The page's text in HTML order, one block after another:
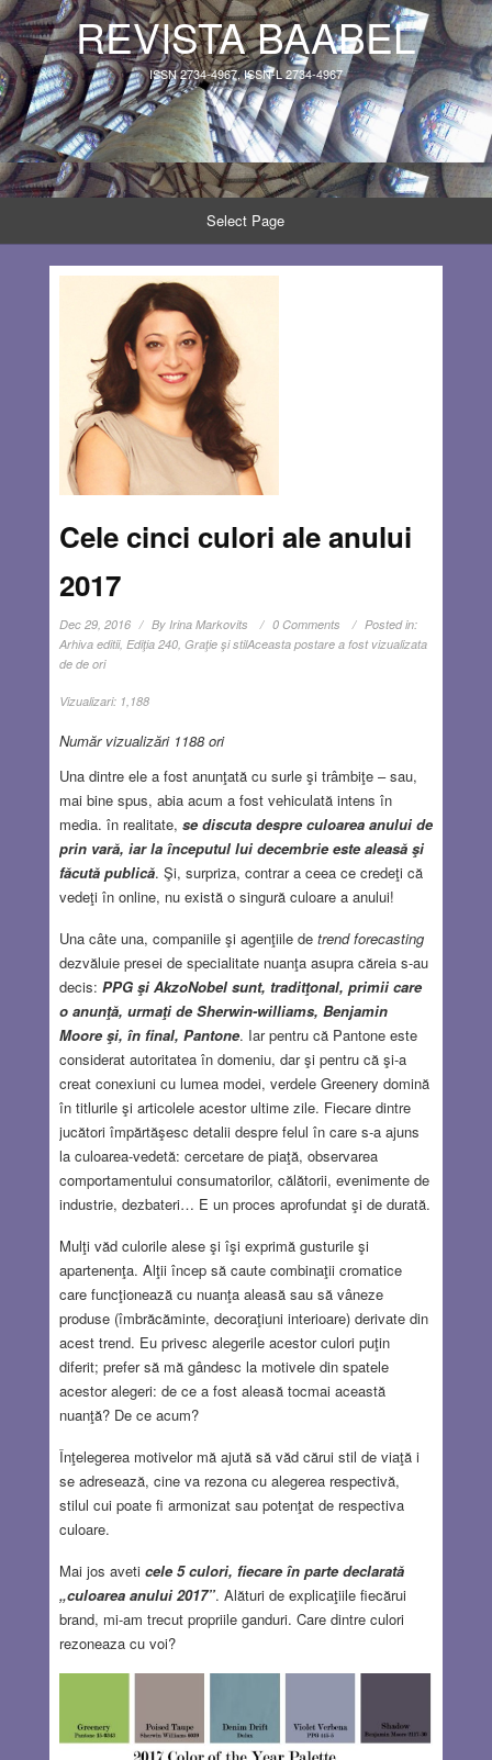
REVISTA BAABEL
ISSN 2734-4967, ISSN-L 2734-4967
Select Page
Cele cinci culori ale anului
2017
Dec 29, 2016 By Irina Markovits 0 Comments
Posted in:
Arhiva editii, Ediţia 240, Graţie şi stilAceasta postare a fost vizualizata
de de ori
Vizualizari: 1,188
Număr vizualizări 1188 ori
Una dintre ele a fost anunţată cu surle şi trâmbiţe – sau,
mai bine spus, abia acum a fost vehiculată intens în
media. în realitate, se discuta despre culoarea anului de
prin vară, iar la începutul lui decembrie este aleasă şi
făcută publică. Şi, surpriza, contrar a ceea ce credeţi că
vedeţi în online, nu există o singură culoare a anului!
Una câte una, companiile şi agenţiile de trend forecasting
dezvăluie presei de specialitate nuanţa asupra căreia s-au
decis: PPG şi AkzoNobel sunt, traditţonal, primii care
o anunţă, urmaţi de Sherwin-williams, Benjamin
Moore şi, în final, Pantone. Iar pentru că Pantone este
considerat autoritatea în domeniu, dar şi pentru că şi-a
creat conexiuni cu lumea modei, verdele Greenery domină
în titlurile şi articolele acestor ultime zile. Fiecare dintre
jucători împărtăşesc detalii despre felul în care s-a ajuns
la culoarea-vedetă: cercetare de piaţă, observarea
comportamentului consumatorilor, călătorii, evenimente de
industrie, dezbateri… E un proces aprofundat şi de durată.
Mulţi văd culorile alese şi îşi exprimă gusturile şi
apartenenţa. Alţii încep să caute combinaţii cromatice
care funcţionează cu nuanţa aleasă sau să vâneze
produse (îmbrăcăminte, decoraţiuni interioare) derivate din
acest trend. Eu privesc alegerile acestor culori puţin
diferit; prefer să mă gândesc la motivele din spatele
acestor alegeri: de ce a fost aleasă tocmai această
nuanţă? De ce acum?
Înţelegerea motivelor mă ajută să văd cărui stil de viaţă i
se adresează, cine va rezona cu alegerea respectivă,
stilul cui poate fi armonizat sau potenţat de respectiva
culoare.
Mai jos aveti cele 5 culori, fiecare în parte declarată
„culoarea anului 2017”. Alături de explicaţiile fiecărui
brand, mi-am trecut propriile ganduri. Care dintre culori
rezoneaza cu voi?